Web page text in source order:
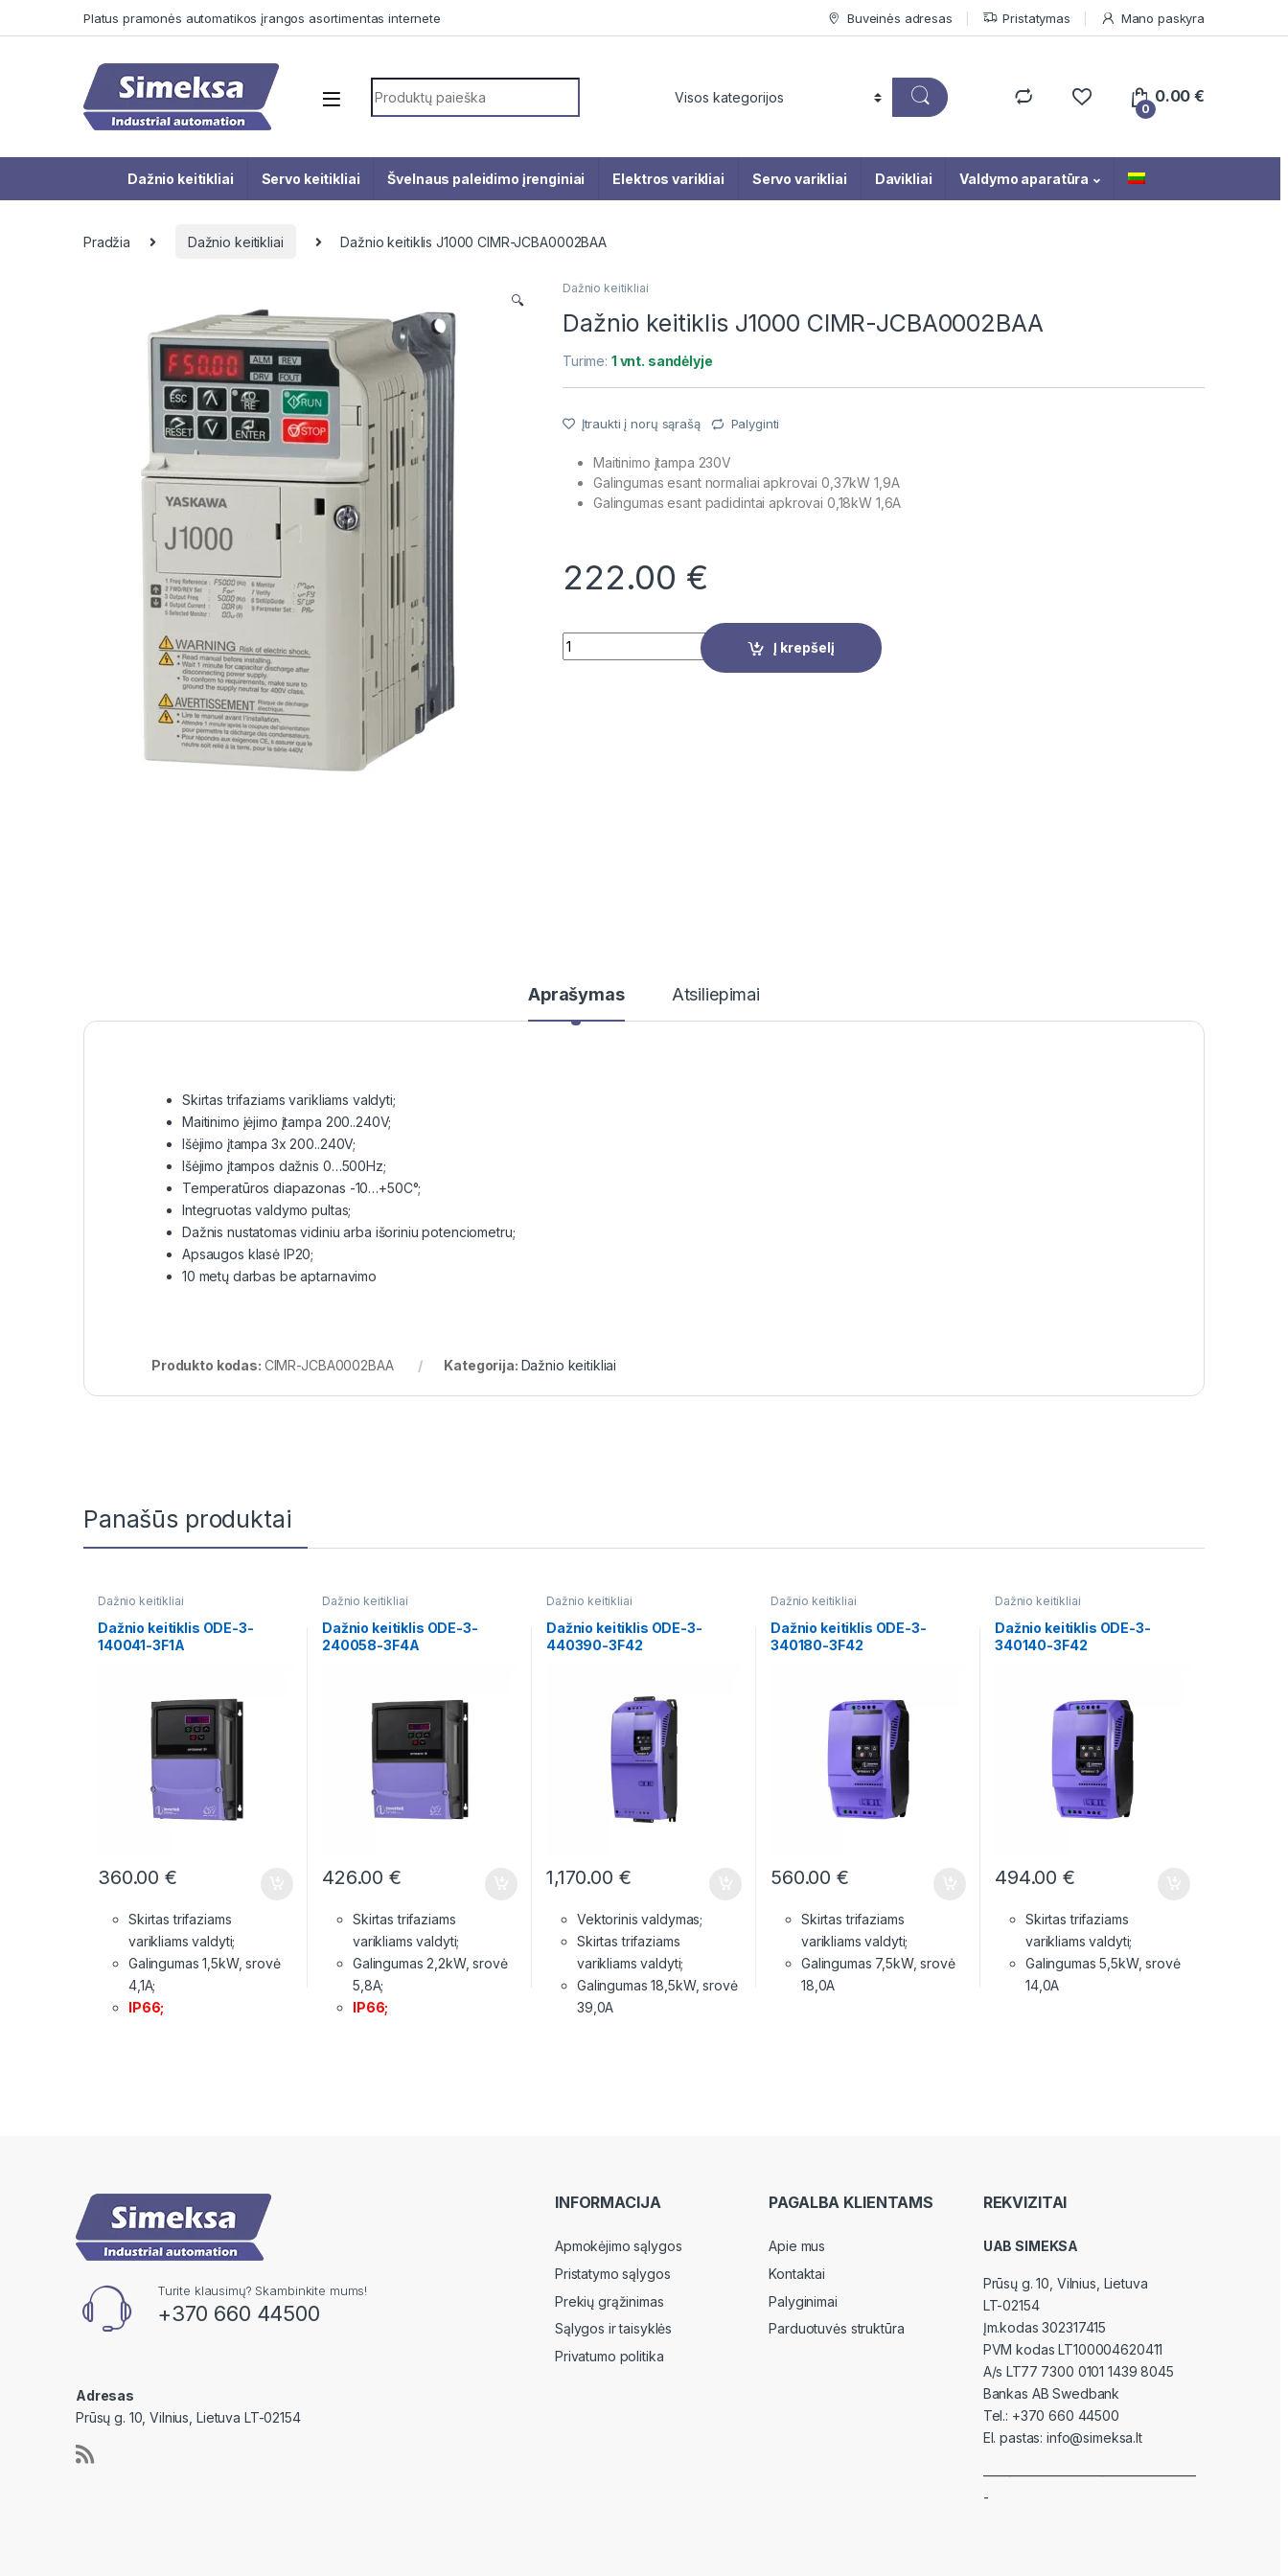
Platus pramonės automatikos įrangos asortimentas internete Buveinės adresas Pristatymas Mano paskyra
Search for:
0
0.00€
Dažnio keitikliai Servo keitikliai Švelnaus paleidimo įrenginiai Elektros varikliai Servo varikliai Davikliai Valdymo aparatūra
Pradžia Dažnio keitikliai Dažnio keitiklis J1000 CIMR-JCBA0002BAA
🔍
Dažnio keitikliai
Dažnio keitiklis J1000 CIMR-JCBA0002BAA
Turime: 1 vnt. sandėlyje
Įtraukti į norų sąrašą Palyginti
Maitinimo įtampa 230V
Galingumas esant normaliai apkrovai 0,37kW 1,9A
Galingumas esant padidintai apkrovai 0,18kW 1,6A
222.00 €
Quantity
Į krepšelį
Aprašymas Atsiliepimai
Skirtas trifaziams varikliams valdyti;
Maitinimo įėjimo įtampa 200..240V;
Išėjimo įtampa 3x 200..240V;
Išėjimo įtampos dažnis 0…500Hz;
Temperatūros diapazonas -10…+50C°;
Integruotas valdymo pultas;
Dažnis nustatomas vidiniu arba išoriniu potenciometru;
Apsaugos klasė IP20;
10 metų darbas be aptarnavimo
Produkto kodas: CIMR-JCBA0002BAA Kategorija: Dažnio keitikliai
Panašūs produktai
Dažnio keitikliai
Dažnio keitiklis ODE-3-
140041-3F1A
360.00€
Skirtas trifaziams
varikliams valdyti;
Galingumas 1,5kW, srovė
4,1A;
IP66;
Dažnio keitikliai
Dažnio keitiklis ODE-3-
240058-3F4A
426.00€
Skirtas trifaziams
varikliams valdyti;
Galingumas 2,2kW, srovė
5,8A;
IP66;
Dažnio keitikliai
Dažnio keitiklis ODE-3-
440390-3F42
1,170.00 €
Vektorinis valdymas;
Skirtas trifaziams
varikliams valdyti;
Galingumas 18,5kW, srovė
39,0A
Dažnio keitikliai
Dažnio keitiklis ODE-3-
340180-3F42
560.00€
Skirtas trifaziams
varikliams valdyti;
Galingumas 7,5kW, srovė
18,0A
Dažnio keitikliai
Dažnio keitiklis ODE-3-
340140-3F42
494.00€
Skirtas trifaziams
varikliams valdyti;
Galingumas 5,5kW, srovė
14,0A
Turite klausimų? Skambinkite mums!
+370 660 44500
Adresas
Prūsų g. 10, Vilnius, Lietuva LT-02154
INFORMACIJA
Apmokėjimo sąlygos
Pristatymo sąlygos
Prekių grąžinimas
Sąlygos ir taisyklės
Privatumo politika
PAGALBA KLIENTAMS
Apie mus
Kontaktai
Palyginimai
Parduotuvės struktūra
REKVIZITAI
UAB SIMEKSA
Prūsų g. 10, Vilnius, Lietuva
LT-02154
Įm.kodas 302317415
PVM kodas LT100004620411
A/s LT77 7300 0101 1439 8045
Bankas AB Swedbank
Tel.: +370 660 44500
El. pastas: info@simeksa.lt
————————————————
-